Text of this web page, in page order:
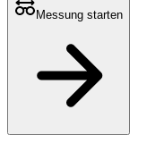
Messung starten